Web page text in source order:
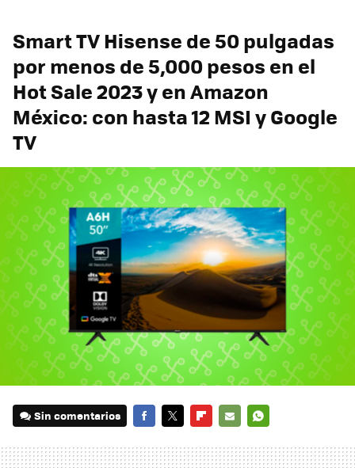
Smart TV Hisense de 50 pulgadas
por menos de 5,000 pesos en el
Hot Sale 2023 y en Amazon
México: con hasta 12 MSI y Google
TV
Sin comentarios
MAIL